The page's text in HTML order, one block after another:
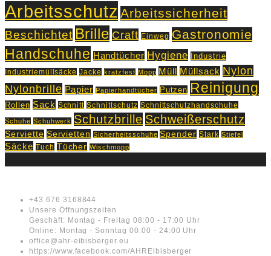
Arbeitsschutz Arbeitssicherheit
Beschichtet Brille Craft Einweg Gastronomie
Handschuhe Handtücher Hygiene Industrie
Industriemüllsäcke Jacke kratzfest Mopp Müll Müllsack Nylon
Nylonbrille Papier Papierhandtücher Putzen Reinigung
Rollen Sack Schnitt Schnittschutz Schnittschutzhandschuhe
Schuhe Schuhwerk Schutzbrille Schweißerschutz
Serviette Servietten Sicherheitsschuhe Spender Stark Stiefel
Säcke Tuch Tücher Wischmopp
+43 676 3168844
Unsere Öffnungszeiten
Geschäft: Montag - Freitag 08:00 - 17:00 Uhr
Online: Montag - Sonntag 00:00 - 24:00 Uhr
office@ahr-eibisberger.eu
https://www.facebook.com/AHREibisberger